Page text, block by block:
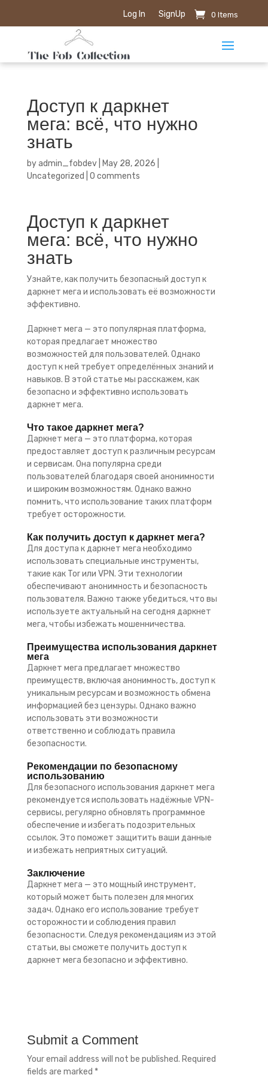
Log In SignUp 0 Items
Доступ к даркнет
мега: всё, что нужно
знать
byadmin_fobdev| May 28, 2026
Uncategorized
0 comments
Доступ к даркнет
мега: всё, что нужно
знать
Узнайте, как получить безопасный доступ к
даркнет мега и использовать её возможности
эффективно.
Даркнет мега — это популярная платформа,
которая предлагает множество
возможностей для пользователей. Однако
доступ к ней требует определённых знаний и
навыков. В этой статье мы расскажем, как
безопасно и эффективно использовать
даркнет мега.
Что такое даркнет мега?
Даркнет мега — это платформа, которая
предоставляет доступ к различным ресурсам
и сервисам. Она популярна среди
пользователей благодаря своей анонимности
и широким возможностям. Однако важно
помнить, что использование таких платформ
требует осторожности.
Как получить доступ к даркнет мега?
Для доступа к даркнет мега необходимо
использовать специальные инструменты,
такие как Tor или VPN. Эти технологии
обеспечивают анонимность и безопасность
пользователя. Важно также убедиться, что вы
используете актуальный на сегодня даркнет
мега, чтобы избежать мошенничества.
Преимущества использования даркнет
мега
Даркнет мега предлагает множество
преимуществ, включая анонимность, доступ к
уникальным ресурсам и возможность обмена
информацией без цензуры. Однако важно
использовать эти возможности
ответственно и соблюдать правила
безопасности.
Рекомендации по безопасному
использованию
Для безопасного использования даркнет мега
рекомендуется использовать надёжные VPN-
сервисы, регулярно обновлять программное
обеспечение и избегать подозрительных
ссылок. Это поможет защитить ваши данные
и избежать неприятных ситуаций.
Заключение
Даркнет мега — это мощный инструмент,
который может быть полезен для многих
задач. Однако его использование требует
осторожности и соблюдения правил
безопасности. Следуя рекомендациям из этой
статьи, вы сможете получить доступ к
даркнет мега безопасно и эффективно.
Submit a Comment
Your email address will not be published. Required
fields are marked *